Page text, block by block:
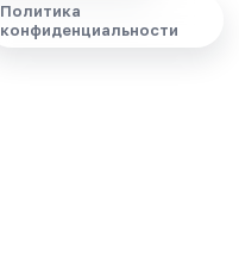
Политика
конфиденциальности